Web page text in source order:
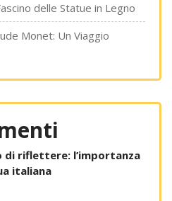
delle Statue in Legno
Monet: Un Viaggio
di riflettere: l’importanza
italiana